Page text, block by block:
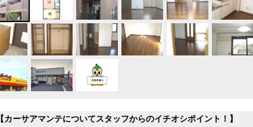
【カーサアマンテについてスタッフからのイチオシポイント！】